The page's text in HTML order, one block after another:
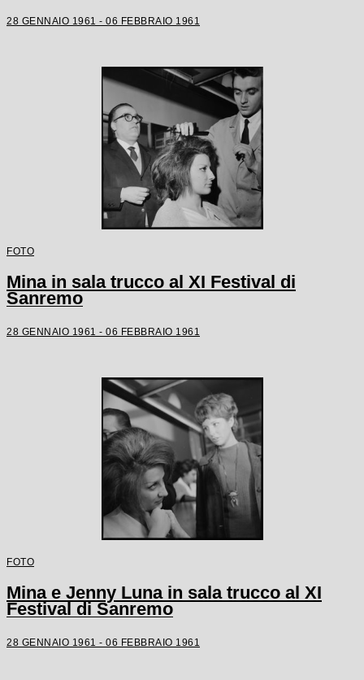
28 GENNAIO 1961 - 06 FEBBRAIO 1961
FOTO
Mina in sala trucco al XI Festival di
Sanremo
28 GENNAIO 1961 - 06 FEBBRAIO 1961
FOTO
Mina e Jenny Luna in sala trucco al XI
Festival di Sanremo
28 GENNAIO 1961 - 06 FEBBRAIO 1961